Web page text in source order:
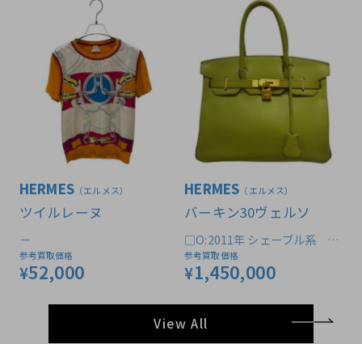
HERMES （エルメス）
ツイルレーヌ
－
参考買取価格
¥52,000
HERMES （エルメス）
バーキン30ヴェルソ
□O:2011年 シェーブル系 パ
ーソナルオーダー品
参考買取価格
¥1,450,000
View All